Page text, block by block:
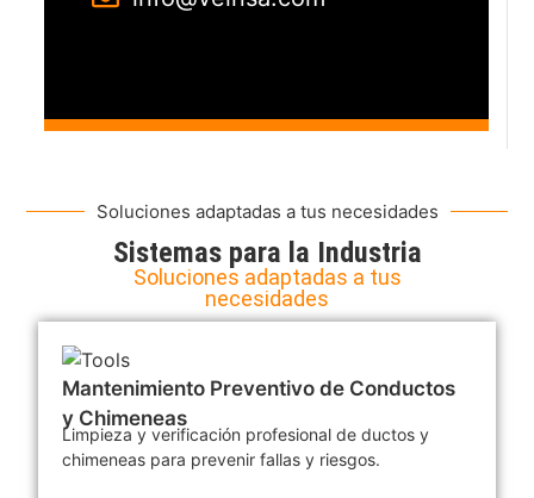
Soluciones adaptadas a tus necesidades
Sistemas para la Industria
Soluciones adaptadas a tus
necesidades
Mantenimiento Preventivo de Conductos
y Chimeneas
Limpieza y verificación profesional de ductos y
chimeneas para prevenir fallas y riesgos.